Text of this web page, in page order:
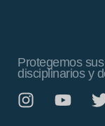
Protegemos
disciplinarios y